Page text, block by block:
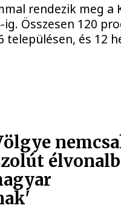
rendezik meg a
Összesen 120
és 12